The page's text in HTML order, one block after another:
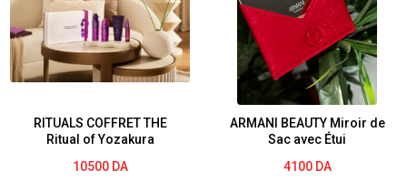
Fraîcheur
Hygiène
Intime
Muqueuses
Sensibles,
vitamine
Flacon
Pompe
200ML
RITUALS COFFRET THE
Ritual of Yozakura
10500 DA
ARMANI BEAUTY Miroir de
Sac avec Étui
4100 DA